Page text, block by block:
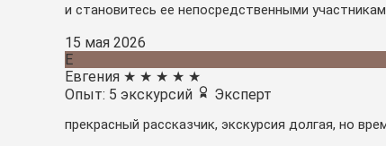
и становитесь ее непосредственными
15 мая 2026
Е
Евгения ★ ★ ★ ★ ★
Опыт: 5 экскурсий
Эксперт
прекрасный рассказчик, экскурсия долгая, но